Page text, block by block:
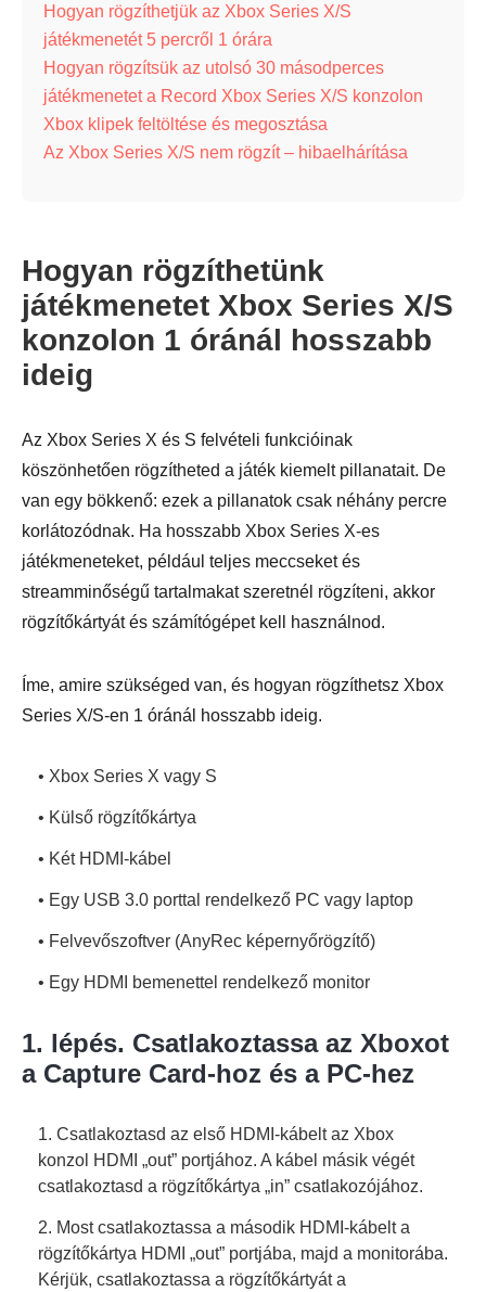
Hogyan rögzíthetjük az Xbox Series X/S
játékmenetét 5 percről 1 órára
Hogyan rögzítsük az utolsó 30 másodperces
játékmenetet a Record Xbox Series X/S konzolon
Xbox klipek feltöltése és megosztása
Az Xbox Series X/S nem rögzít – hibaelhárítása
Hogyan rögzíthetünk
játékmenetet Xbox Series X/S
konzolon 1 óránál hosszabb
ideig
Az Xbox Series X és S felvételi funkcióinak
köszönhetően rögzítheted a játék kiemelt pillanatait. De
van egy bökkenő: ezek a pillanatok csak néhány percre
korlátozódnak. Ha hosszabb Xbox Series X-es
játékmeneteket, például teljes meccseket és
streamminőségű tartalmakat szeretnél rögzíteni, akkor
rögzítőkártyát és számítógépet kell használnod.
Íme, amire szükséged van, és hogyan rögzíthetsz Xbox
Series X/S-en 1 óránál hosszabb ideig.
• Xbox Series X vagy S
• Külső rögzítőkártya
• Két HDMI-kábel
• Egy USB 3.0 porttal rendelkező PC vagy laptop
• Felvevőszoftver (AnyRec képernyőrögzítő)
• Egy HDMI bemenettel rendelkező monitor
1. lépés. Csatlakoztassa az Xboxot
a Capture Card-hoz és a PC-hez
1. Csatlakoztasd az első HDMI-kábelt az Xbox
konzol HDMI „out” portjához. A kábel másik végét
csatlakoztasd a rögzítőkártya „in” csatlakozójához.
2. Most csatlakoztassa a második HDMI-kábelt a
rögzítőkártya HDMI „out” portjába, majd a monitorába.
Kérjük, csatlakoztassa a rögzítőkártyát a